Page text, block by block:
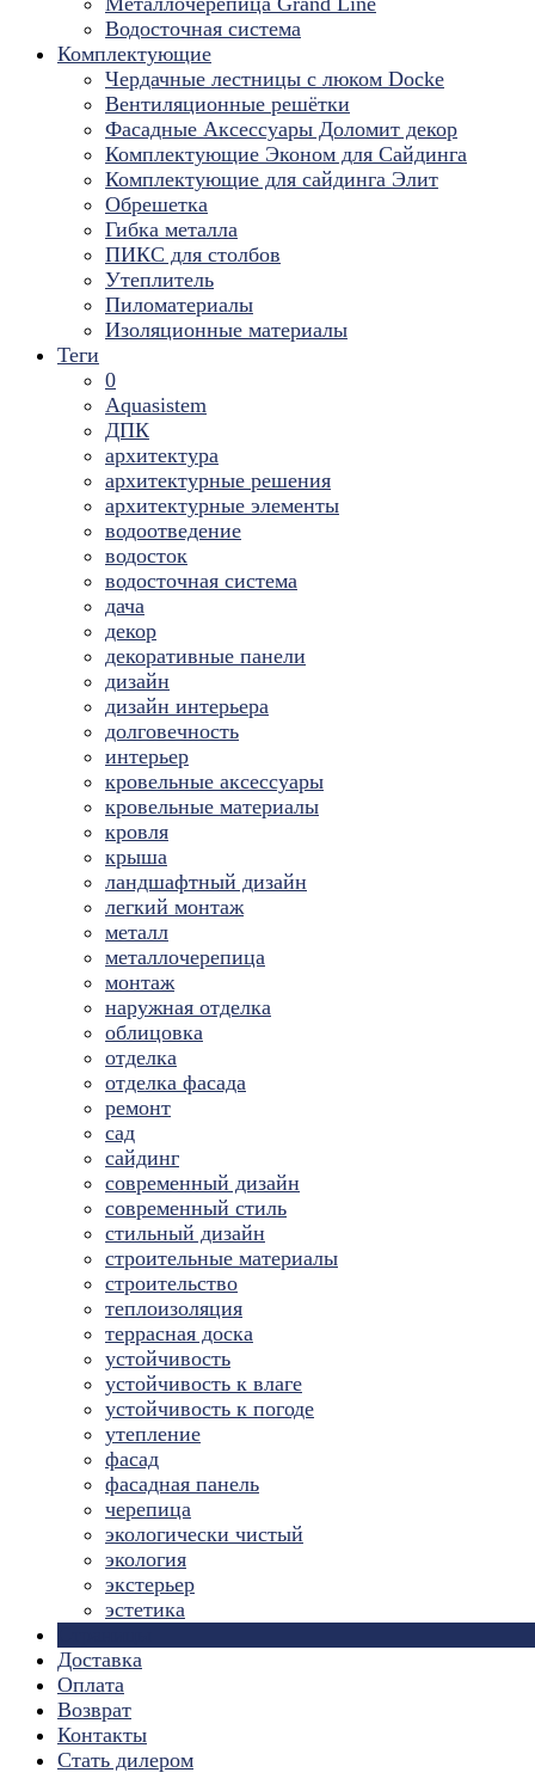
Водосточная система
Комплектующие
Чердачные лестницы с люком Docke
Вентиляционные решётки
Фасадные Аксессуары Доломит декор
Комплектующие Эконом для Сайдинга
Комплектующие для cайдинга Элит
Обрешетка
Гибка металла
ПИКС для столбов
Утеплитель
Пиломатериалы
Изоляционные материалы
Теги
0
Aquasistem
ДПК
архитектура
архитектурные решения
архитектурные элементы
водоотведение
водосток
водосточная система
дача
декор
декоративные панели
дизайн
дизайн интерьера
долговечность
интерьер
кровельные аксессуары
кровельные материалы
кровля
крыша
ландшафтный дизайн
легкий монтаж
металл
металлочерепица
монтаж
наружная отделка
облицовка
отделка
отделка фасада
ремонт
сад
сайдинг
современный дизайн
современный стиль
стильный дизайн
строительные материалы
строительство
теплоизоляция
террасная доска
устойчивость
устойчивость к влаге
устойчивость к погоде
утепление
фасад
фасадная панель
черепица
экологически чистый
экология
экстерьер
эстетика
Доставка
Оплата
Возврат
Контакты
Стать дилером